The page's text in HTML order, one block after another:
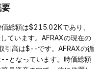
総額は$215.02Kであり、
ています。AFRAXの現在の
引高は$--です。AFRAXの循
となっています。時価総額